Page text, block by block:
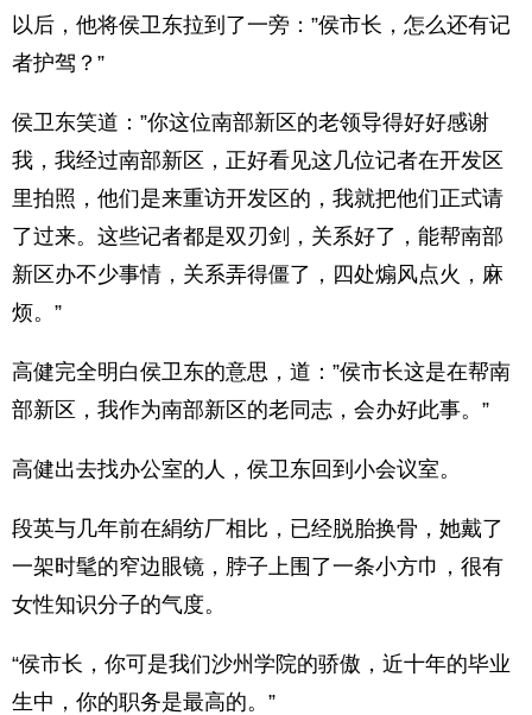
以后，他将侯卫东拉到了一旁：”侯市长，怎么还有记
者护驾？”
侯卫东笑道：”你这位南部新区的老领导得好好感谢
我，我经过南部新区，正好看见这几位记者在开发区
里拍照，他们是来重访开发区的，我就把他们正式请
了过来。这些记者都是双刃剑，关系好了，能帮南部
新区办不少事情，关系弄得僵了，四处煽风点火，麻
烦。”
高健完全明白侯卫东的意思，道：”侯市长这是在帮南
部新区，我作为南部新区的老同志，会办好此事。”
高健出去找办公室的人，侯卫东回到小会议室。
段英与几年前在絹纺厂相比，已经脱胎换骨，她戴了
一架时髦的窄边眼镜，脖子上围了一条小方巾，很有
女性知识分子的气度。
“侯市长，你可是我们沙州学院的骄傲，近十年的毕业
生中，你的职务是最高的。”